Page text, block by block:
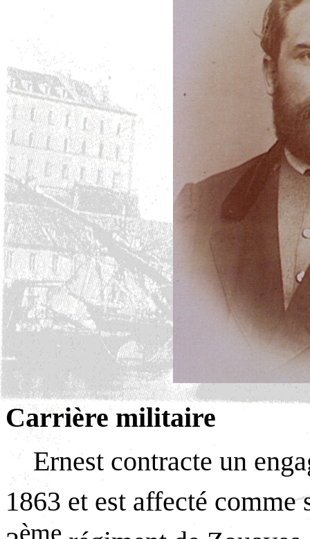
Carrière militaire
Ernest contracte un
1863 et est affecté
ème